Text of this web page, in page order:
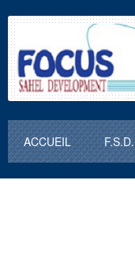
ACCUEIL F.S.D.